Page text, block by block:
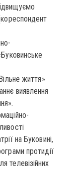
життя»
виявлення
на Буковині,
протидії
телевізійних